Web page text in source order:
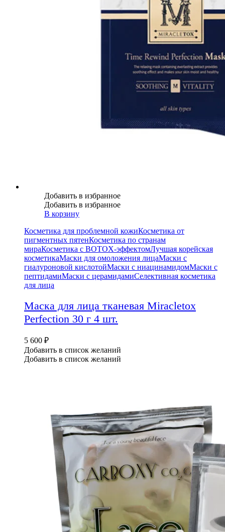
Добавить в избранное
Добавить в избранное
В корзину
Косметика для проблемной кожиКосметика от
пигментных пятенКосметика по странам
мираКосметика с BOTOX-эффектомЛучшая корейская
косметикаМаски для омоложения лицаМаски с
гиалуроновой кислотойМаски с ниацинамидомМаски с
пептидамиМаски с церамидамиСелективная косметика
для лица
Маска для лица тканевая Miracletox
Perfection 30 г 4 шт.
5 600 ₽
Добавить в список желаний
Добавить в список желаний